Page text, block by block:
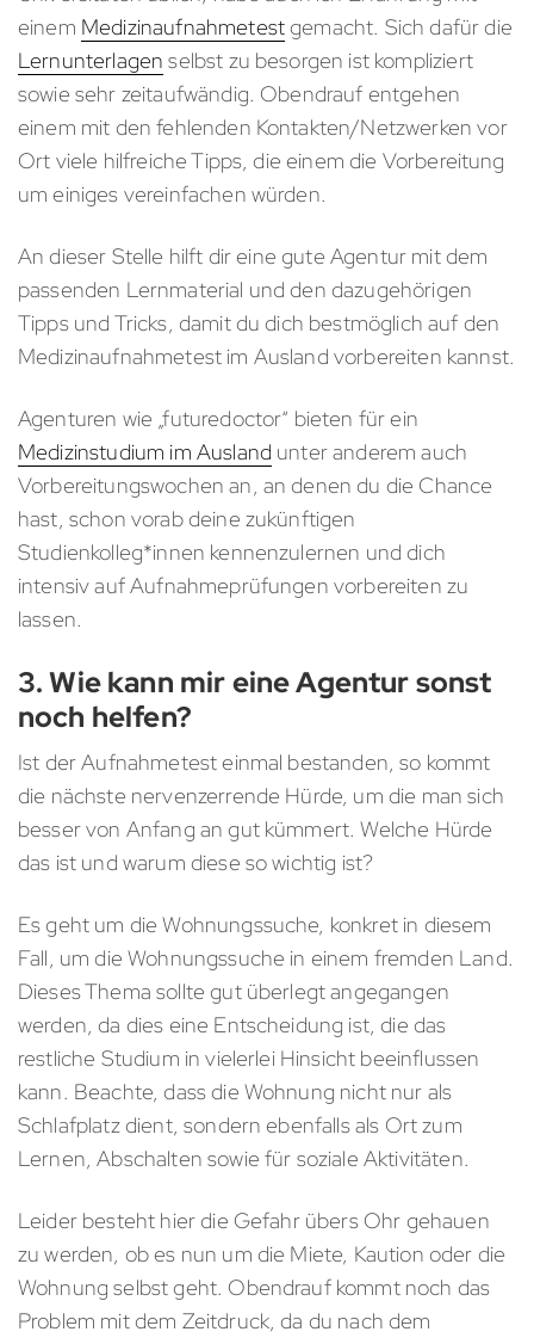
einem Medizinaufnahmetestgemacht. Sich dafür die
Lernunterlagen selbst zu besorgen ist kompliziert
sowie sehr zeitaufwändig. Obendrauf entgehen
einem mit den fehlenden Kontakten/Netzwerken vor
Ort viele hilfreiche Tipps, die einem die Vorbereitung
um einiges vereinfachen würden.
An dieser Stelle hilft dir eine gute Agentur mit dem
passenden Lernmaterial und den dazugehörigen
Tipps und Tricks, damit du dich bestmöglich auf den
Medizinaufnahmetest im Ausland vorbereiten kannst.
Agenturen wie „futuredoctor“ bieten für ein
Medizinstudium im Ausland unter anderem auch
Vorbereitungswochen an, an denen du die Chance
hast, schon vorab deine zukünftigen
Studienkolleg*innen kennenzulernen und dich
intensiv auf Aufnahmeprüfungen vorbereiten zu
lassen.
3. Wie kann mir eine Agentur sonst
noch helfen?
Ist der Aufnahmetest einmal bestanden, so kommt
die nächste nervenzerrende Hürde, um die man sich
besser von Anfang an gut kümmert. Welche Hürde
das ist und warum diese so wichtig ist?
Es geht um die Wohnungssuche, konkret in diesem
Fall, um die Wohnungssuche in einem fremden Land.
Dieses Thema sollte gut überlegt angegangen
werden, da dies eine Entscheidung ist, die das
restliche Studium in vielerlei Hinsicht beeinflussen
kann. Beachte, dass die Wohnung nicht nur als
Schlafplatz dient, sondern ebenfalls als Ort zum
Lernen, Abschalten sowie für soziale Aktivitäten.
Leider besteht hier die Gefahr übers Ohr gehauen
zu werden, ob es nun um die Miete, Kaution oder die
Wohnung selbst geht. Obendrauf kommt noch das
Problem mit dem Zeitdruck, da du nach dem